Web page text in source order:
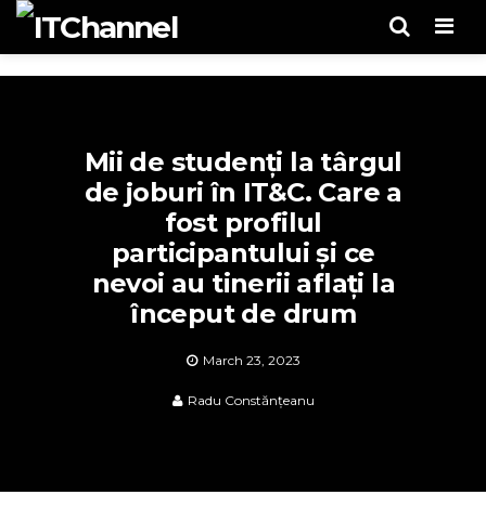
Mii de studenți la târgul
de joburi în IT&C. Care a
fost profilul
participantului și ce
nevoi au tinerii aflați la
început de drum
March 23, 2023
Radu Constănțeanu